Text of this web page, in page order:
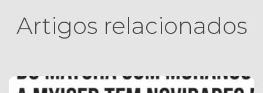
Artigos relacionados